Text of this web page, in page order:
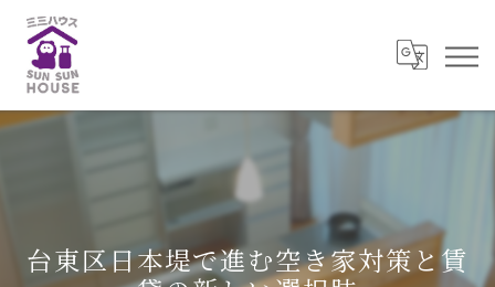
台東区日本堤で進む空き家対策と賃